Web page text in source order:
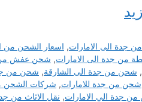
الى الامارات, اسعار الشحن من
من جدة الى الامارات, شحن عفش من
, شحن من جدة الى الشارقة, شحن من
شحن من جدة للامارات, شركات الشحن
جدة الي الامارات, نقل الاثاث من